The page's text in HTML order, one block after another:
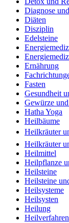
Diagnose
Diäten
Disziplin
Edelsteine
Ernährung
Fasten
Gesundheit
Gewürze
Hatha Yoga
Heilbäume
Heilkräuter
Heilkräuter
Heilmittel
Heilpflanze
Heilsteine
Heilsteine
Heilsysteme
Heilsysten
Heilung
Heilverfahren